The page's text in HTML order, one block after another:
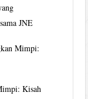
JNE
Mimpi:
Kisah